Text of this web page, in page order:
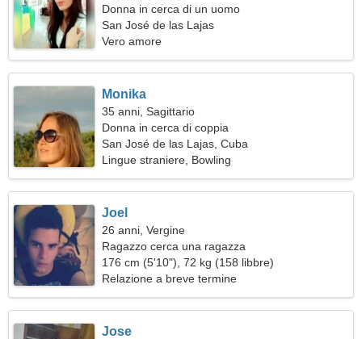
Donna in cerca di un uomo
San José de las Lajas
Vero amore
Monika
35 anni, Sagittario
Donna in cerca di coppia
San José de las Lajas, Cuba
Lingue straniere, Bowling
Joel
26 anni, Vergine
Ragazzo cerca una ragazza
176 cm (5'10"), 72 kg (158 libbre)
Relazione a breve termine
Jose